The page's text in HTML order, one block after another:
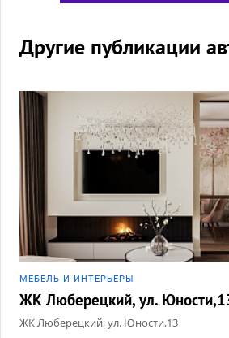
Другие публикации
МЕБЕЛЬ И ИНТЕРЬЕРЫ
ЖК Люберецкий, ул.
ЖК Люберецкий, ул. Юности,13